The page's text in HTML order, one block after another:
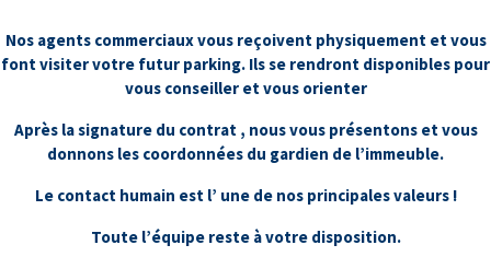
Nos agents commerciaux vous reçoivent physiquement et vous
font visiter votre futur parking. Ils se rendront disponibles pour
vous conseiller et vous orienter
Après la signature du contrat , nous vous présentons et vous
donnons les coordonnées du gardien de l’immeuble.
Le contact humain est l’ une de nos principales valeurs !
Toute l’équipe reste à votre disposition.